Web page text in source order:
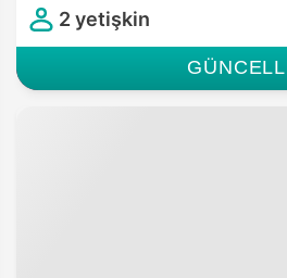
2 yetişkin